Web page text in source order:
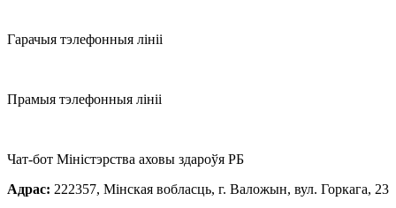
Гарачыя тэлефонныя лініі
Прамыя тэлефонныя лініі
Чат-бот Міністэрства аховы здароўя РБ
Адрас: 222357, Мінская вобласць, г. Валожын, вул. Горкага, 23